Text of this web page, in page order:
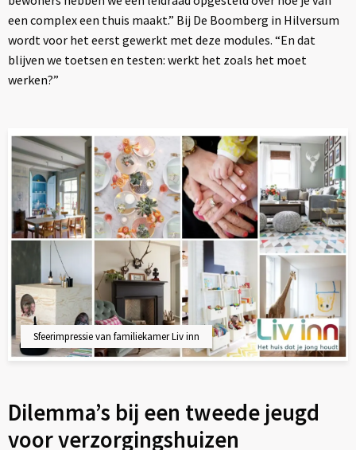
een complex een thuis maakt.” Bij De Boomberg in Hilversum
wordt voor het eerst gewerkt met deze modules. “En dat
blijven we toetsen en testen: werkt het zoals het moet
werken?”
Sfeerimpressie van familiekamer Liv inn
Dilemma’s bij een tweede jeugd
voor verzorgingshuizen